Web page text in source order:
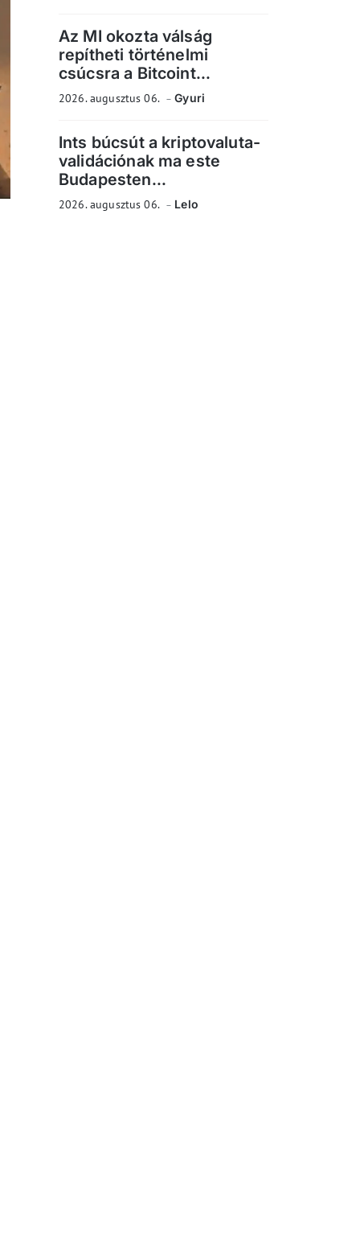
Az MI okozta válság
repítheti történelmi
csúcsra a Bitcoint...
2026. augusztus 06. Gyuri
Ints búcsút a kriptovaluta-
validációnak ma este
Budapesten...
2026. augusztus 06. Lelo